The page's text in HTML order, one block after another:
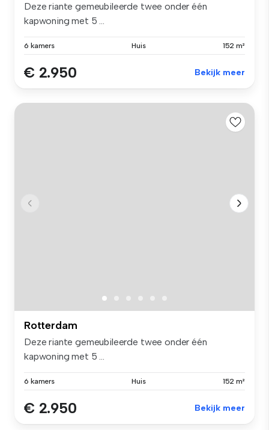
Deze riante gemeubileerde twee onder één
kapwoning met 5 ...
6 kamers Huis 152 m²
€ 2.950 Bekijk meer
Rotterdam
Deze riante gemeubileerde twee onder één
kapwoning met 5 ...
6 kamers Huis 152 m²
€ 2.950 Bekijk meer